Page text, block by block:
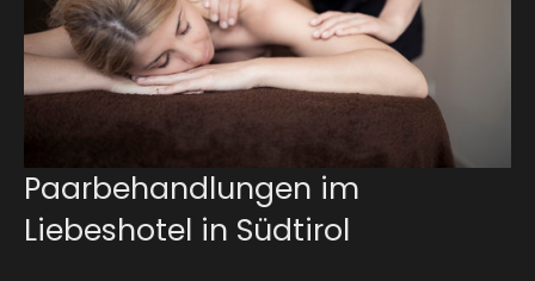
Paarbehandlungen im
Liebeshotel in Südtirol